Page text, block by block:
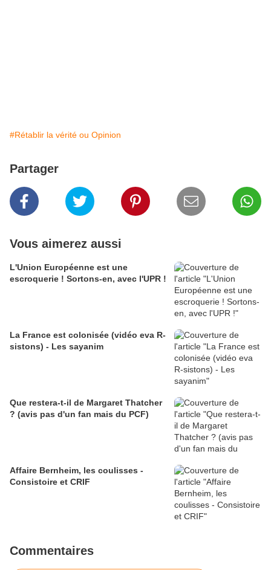
#Rétablir la vérité ou Opinion
Partager
Vous aimerez aussi
L'Union Européenne est une
escroquerie ! Sortons-en, avec l'UPR !
La France est colonisée (vidéo eva R-
sistons) - Les sayanim
Que restera-t-il de Margaret Thatcher
? (avis pas d'un fan mais du PCF)
Affaire Bernheim, les coulisses -
Consistoire et CRIF
Commentaires